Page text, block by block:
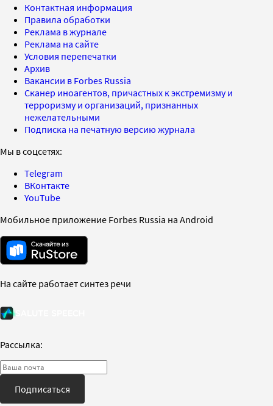
Контактная информация
Правила обработки
Реклама в журнале
Реклама на сайте
Условия перепечатки
Архив
Вакансии в Forbes Russia
Сканер иноагентов, причастных к экстремизму и
терроризму и организаций, признанных
нежелательными
Подписка на печатную версию журнала
Мы в соцсетях:
Telegram
ВКонтакте
YouTube
Мобильное приложение Forbes Russia на Android
На сайте работает синтез речи
Рассылка:
Подписаться